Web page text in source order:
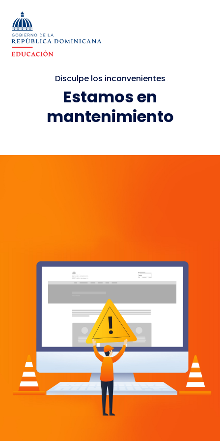
Disculpe los inconvenientes
Estamos en
mantenimiento